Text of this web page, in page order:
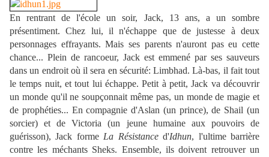
En rentrant de l'école un soir, Jack, 13 ans, a un sombre
présentiment. Chez lui, il n'échappe que de justesse à deux
personnages effrayants. Mais ses parents n'auront pas eu cette
chance... Plein de rancoeur, Jack est emmené par ses sauveurs
dans un endroit où il sera en sécurité: Limbhad. Là-bas, il fait tout
le temps nuit, et tout lui échappe. Petit à petit, Jack va découvrir
un monde qu'il ne soupçonnait même pas, un monde de magie et
de prophéties... En compagnie d'Aslan (un prince), de Shail (un
sorcier) et de Victoria (un jeune humaine aux pouvoirs de
guérisson), Jack forme La Résistanced'Idhun, l'ultime barrière
contre les méchants Sheks. Ensemble, ils doivent retrouver un